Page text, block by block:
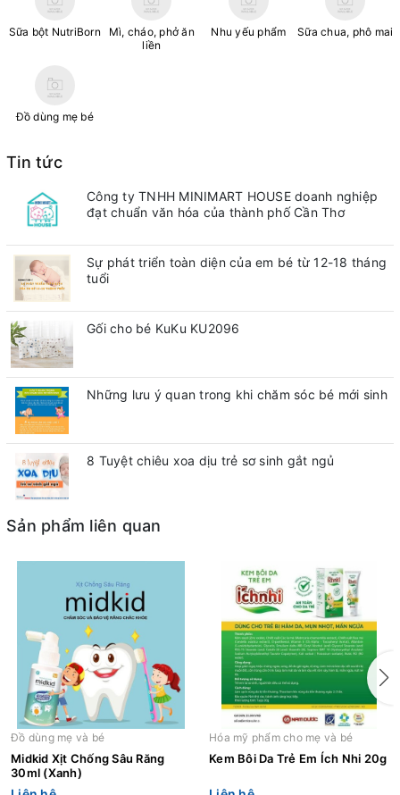
Sữa bột NutriBorn
Mì, cháo, phở ăn
liền
Nhu yếu phẩm Sữa chua, phô mai
Đồ dùng mẹ bé
Tin tức
Công ty TNHH MINIMART HOUSE doanh nghiệp
đạt chuẩn văn hóa của thành phố Cần Thơ
Sự phát triển toàn diện của em bé từ 12-18 tháng
tuổi
Gối cho bé KuKu KU2096
Những lưu ý quan trong khi chăm sóc bé mới sinh
8 Tuyệt chiêu xoa dịu trẻ sơ sinh gắt ngủ
Sản phẩm liên quan
Đồ dùng mẹ và bé
Midkid Xịt Chống Sâu Răng
30ml (Xanh)
Hóa mỹ phẩm cho mẹ và bé
Kem Bôi Da Trẻ Em Ích Nhi 20g